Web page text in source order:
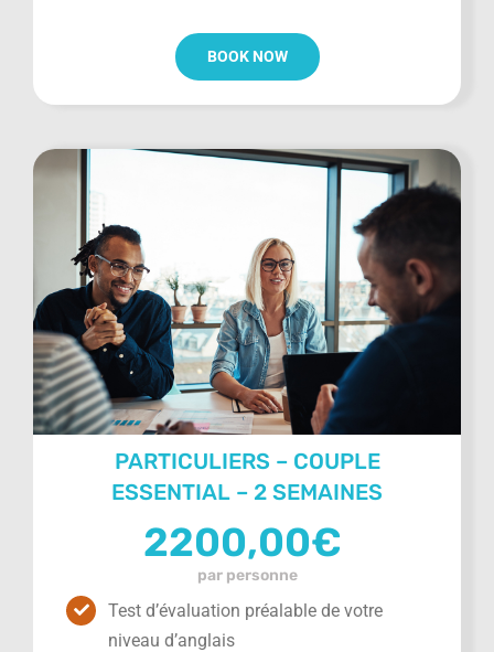
BOOK NOW
PARTICULIERS – COUPLE
ESSENTIAL – 2 SEMAINES
2200,00€
par personne
Test d’évaluation préalable de votre
niveau d’anglais